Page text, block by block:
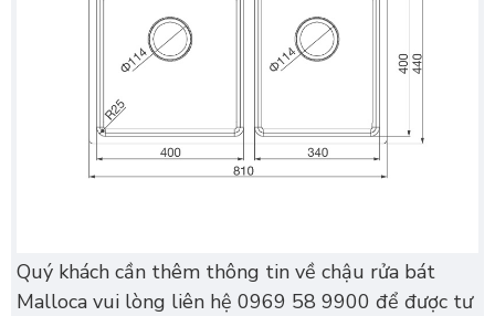
Quý khách cần thêm thông tin về chậu rửa bát
Malloca vui lòng liên hệ 0969 58 9900 để được tư